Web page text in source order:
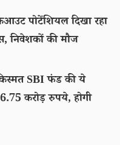
पोटेंशियल दिखा रहा
निवेशकों की मौज
SBI फंड की ये
करोड़ रुपये, होगी